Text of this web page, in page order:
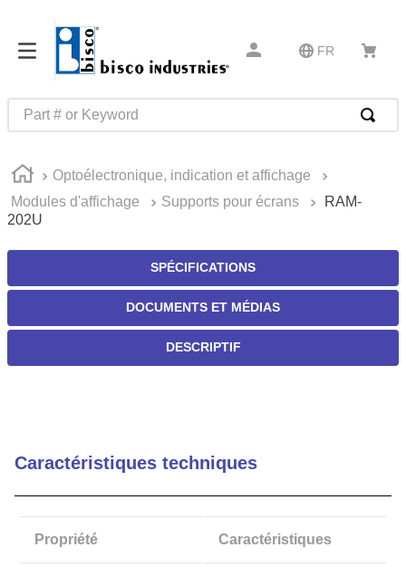
FR
Part # or Keyword
Optoélectronique, indication et affichage
Modules d'affichage
Supports pour écrans
RAM-
202U
SPÉCIFICATIONS
DOCUMENTS ET MÉDIAS
DESCRIPTIF
Caractéristiques techniques
Propriété Caractéristiques
1.
52325
2
hammond
4.
ms21042l5
5.
c2-33-25
7.
327-2
10. c6002102